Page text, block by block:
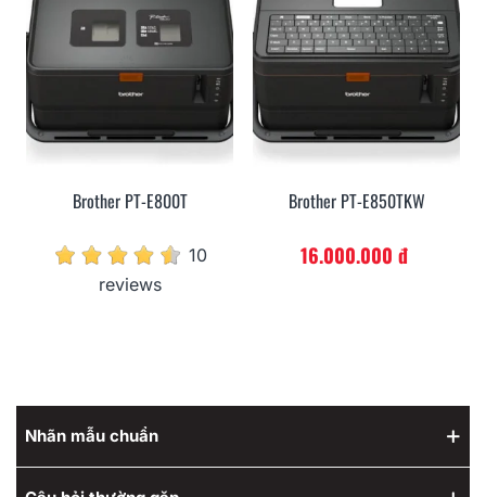
Brother PT-E800T
10
reviews
Brother PT-E850TKW
16.000.000 đ
Nhãn mẫu chuẩn